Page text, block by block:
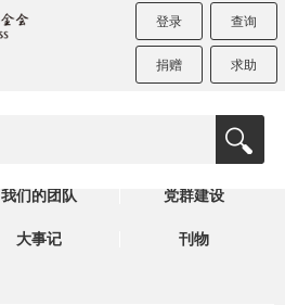
登录 查询
捐赠 求助
我们的团队 党群建设
大事记 刊物